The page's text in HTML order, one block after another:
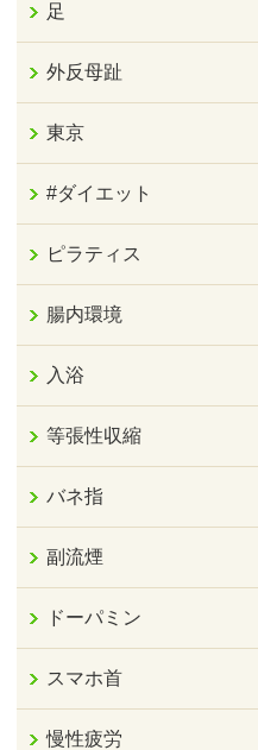
足
外反母趾
東京
#ダイエット
ピラティス
腸内環境
入浴
等張性収縮
バネ指
副流煙
ドーパミン
スマホ首
慢性疲労